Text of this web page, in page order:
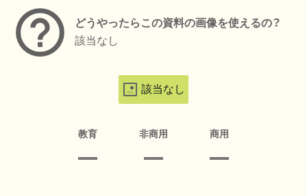
どうやったらこの資料の画像を使えるの？
該当なし
該当なし
教育 非商用 商用